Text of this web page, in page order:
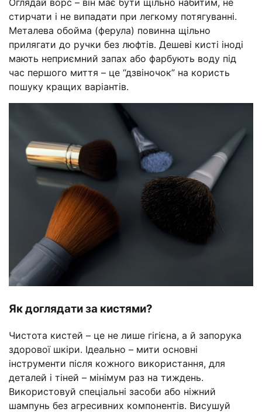
стирчати і не випадати при легкому потягуванні.
Металева обойма (ферула) повинна щільно
прилягати до ручки без люфтів. Дешеві кисті іноді
мають неприємний запах або фарбують воду під
час першого миття – це “дзвіночок” на користь
пошуку кращих варіантів.
Як доглядати за кистями?
Чистота кистей – це не лише гігієна, а й запорука
здорової шкіри. Ідеально – мити основні
інструменти після кожного використання, для
деталей і тіней – мінімум раз на тиждень.
Використовуй спеціальні засоби або ніжний
шампунь без агресивних компонентів. Висушуй